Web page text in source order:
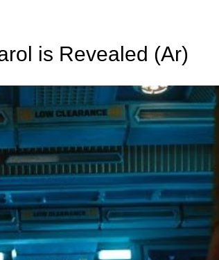
is Revealed (Ar)